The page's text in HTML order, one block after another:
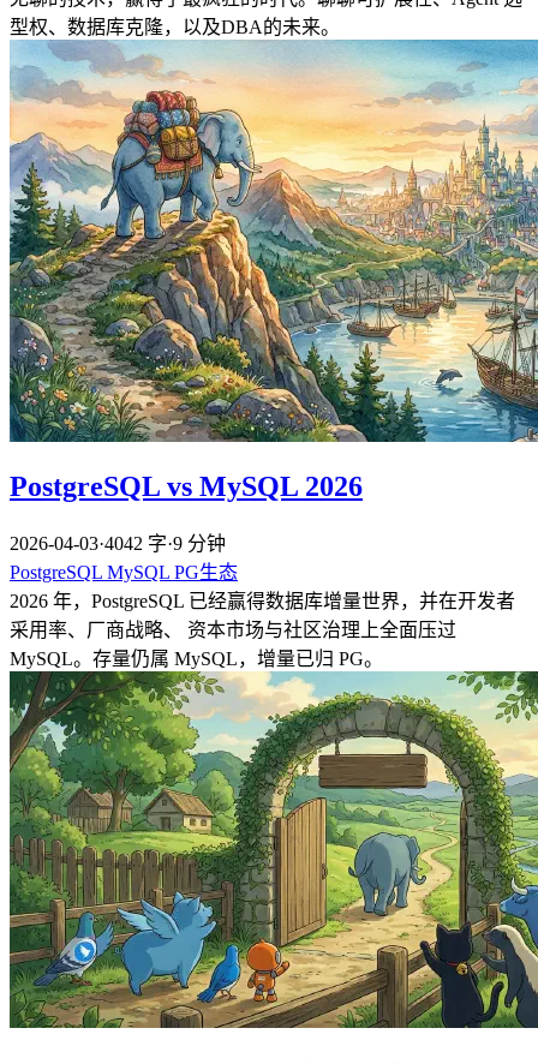
型权、数据库克隆，以及DBA的未来。
PostgreSQL vs MySQL 2026
2026-04-03·4042 字·9 分钟
PostgreSQL MySQL PG生态
2026 年，PostgreSQL 已经赢得数据库增量世界，并在开发者
采用率、厂商战略、 资本市场与社区治理上全面压过
MySQL。存量仍属 MySQL，增量已归 PG。